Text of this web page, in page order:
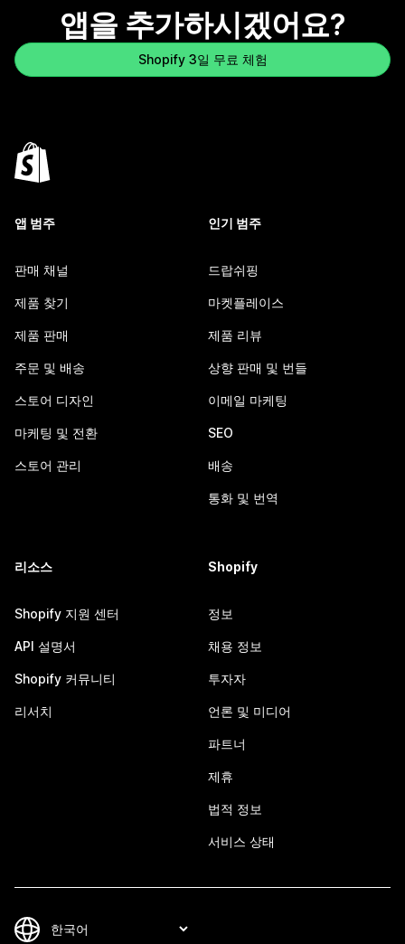
앱을 추가하시겠어요?
Shopify 3일 무료 체험
앱 범주
판매 채널
제품 찾기
제품 판매
주문 및 배송
스토어 디자인
마케팅 및 전환
스토어 관리
인기 범주
드랍쉬핑
마켓플레이스
제품 리뷰
상향 판매 및 번들
이메일 마케팅
SEO
배송
통화 및 번역
리소스
Shopify 지원 센터
API 설명서
Shopify 커뮤니티
리서치
Shopify
정보
채용 정보
투자자
언론 및 미디어
파트너
제휴
법적 정보
서비스 상태